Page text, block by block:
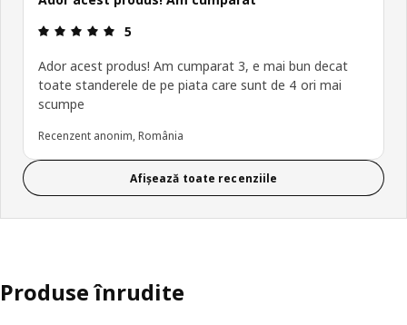
Prezentare generală: 5 din 5 stele
5
Ador acest produs! Am cumparat 3, e mai bun decat
toate standerele de pe piata care sunt de 4 ori mai
scumpe
Recenzent anonim, România
Afișează toate recenziile
Produse înrudite